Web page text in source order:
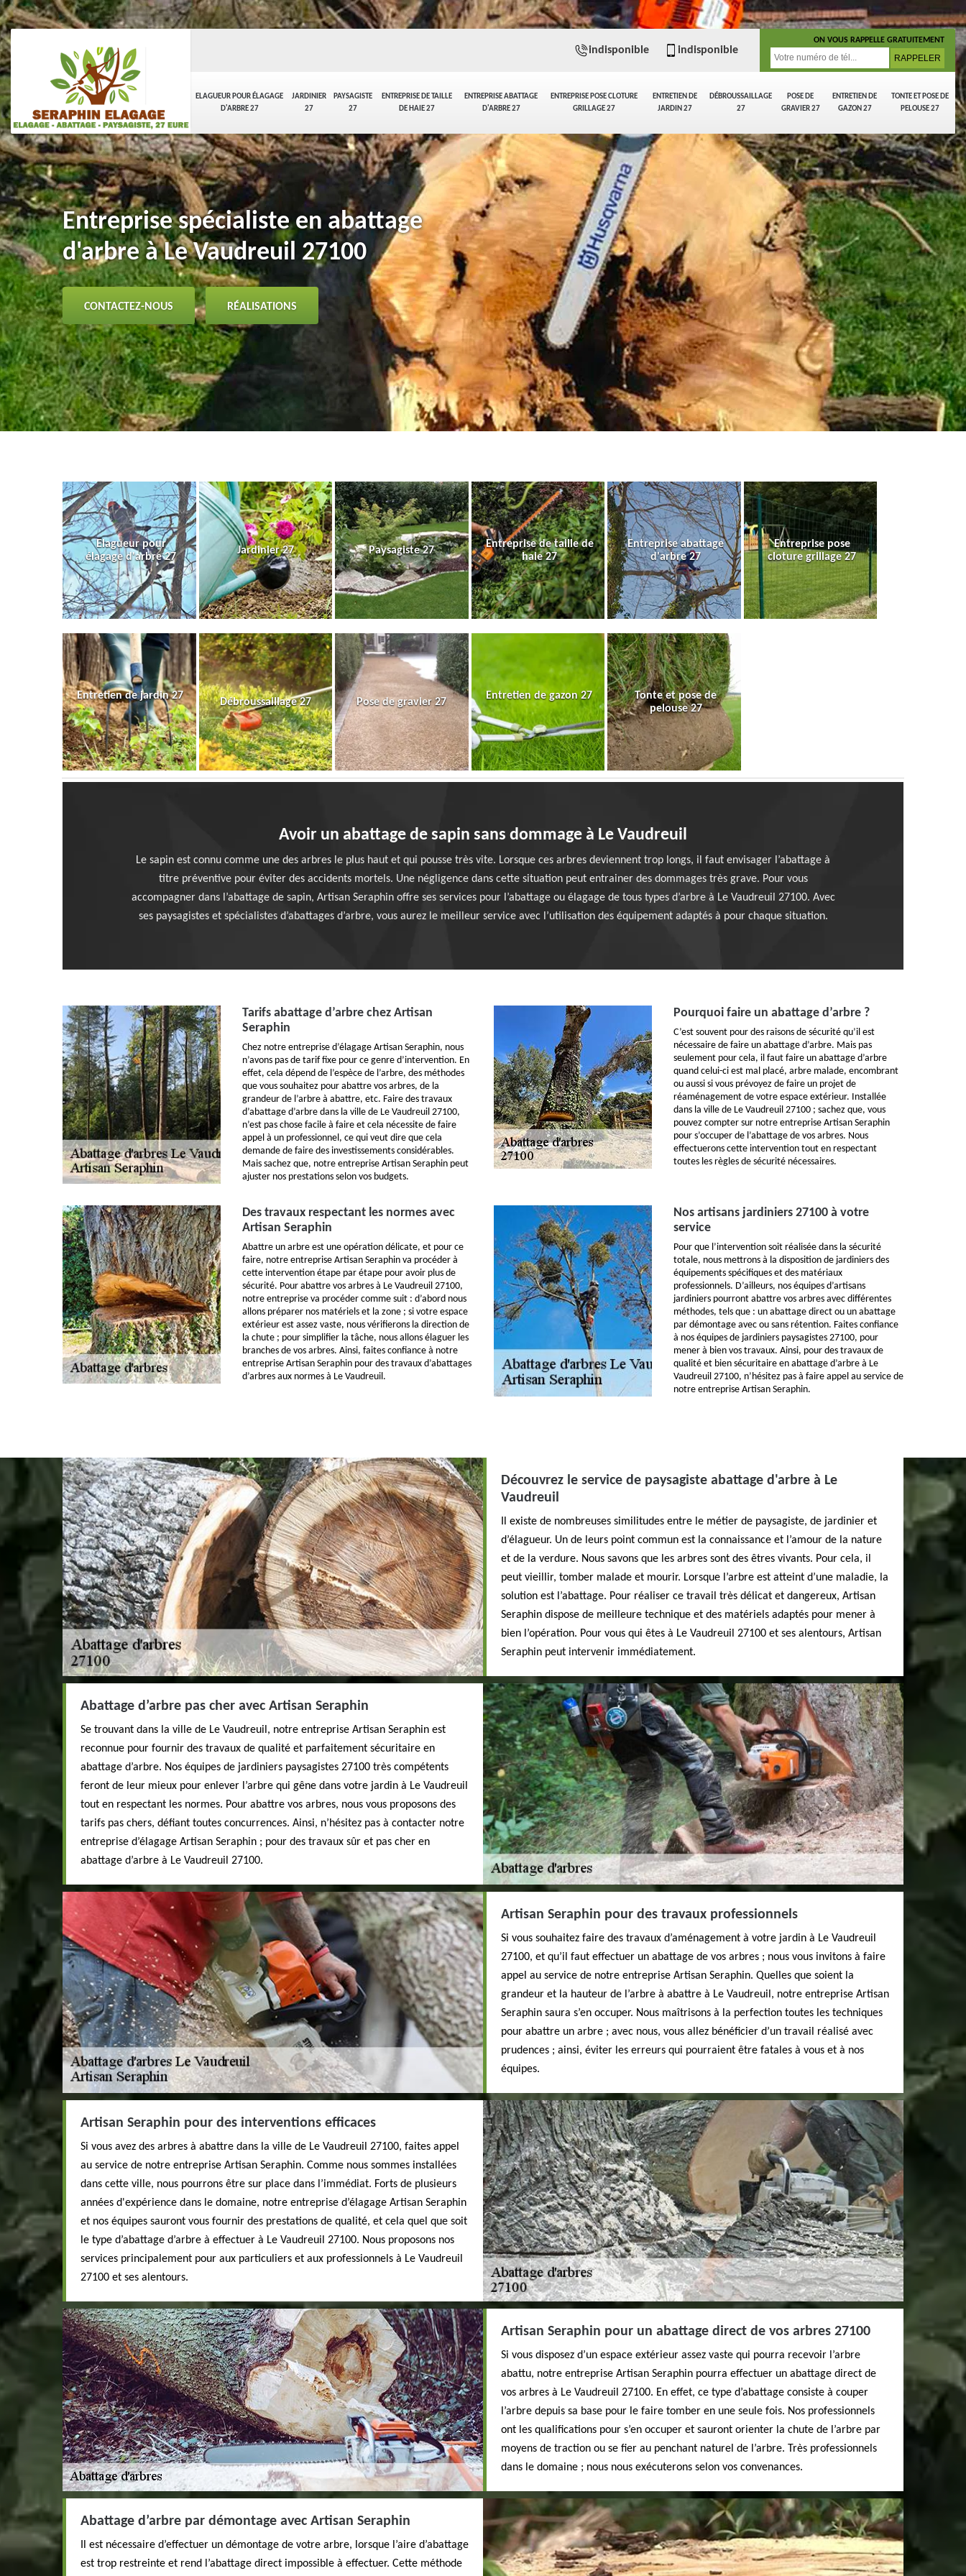
ELAGUEUR POUR ÉLAGAGE
D'ARBRE 27
JARDINIER
27
PAYSAGISTE
27
ENTREPRISE DE TAILLE
DE HAIE 27
ENTREPRISE ABATTAGE
D'ARBRE 27
ENTREPRISE POSE CLOTURE
GRILLAGE 27
ENTRETIEN DE
JARDIN 27
DÉBROUSSAILLAGE
27
POSE DE
GRAVIER 27
ENTRETIEN DE
GAZON 27
TONTE ET POSE DE
PELOUSE 27
indisponible indisponible
ON VOUS RAPPELLE GRATUITEMENT
Entreprise spécialiste en abattage
d'arbre à Le Vaudreuil 27100
CONTACTEZ-NOUS RÉALISATIONS
Elagueur pour
élagage d'arbre 27
Jardinier 27 Paysagiste 27
Entreprise de taille de
haie 27
Entreprise abattage
d'arbre 27
Entreprise pose
cloture grillage 27
Entretien de jardin 27
Débroussaillage 27 Pose de gravier 27
Entretien de gazon 27
Tonte et pose de
pelouse 27
Avoir un abattage de sapin sans dommage à Le Vaudreuil
Le sapin est connu comme une des arbres le plus haut et qui pousse très vite. Lorsque ces arbres deviennent trop longs, il faut envisager l’abattage à
titre préventive pour éviter des accidents mortels. Une négligence dans cette situation peut entrainer des dommages très grave. Pour vous
accompagner dans l’abattage de sapin, Artisan Seraphin offre ses services pour l’abattage ou élagage de tous types d’arbre à Le Vaudreuil 27100. Avec
ses paysagistes et spécialistes d’abattages d’arbre, vous aurez le meilleur service avec l’utilisation des équipement adaptés à pour chaque situation.
Tarifs abattage d’arbre chez Artisan
Seraphin
Chez notre entreprise d’élagage Artisan Seraphin, nous
n’avons pas de tarif fixe pour ce genre d’intervention. En
effet, cela dépend de l’espèce de l’arbre, des méthodes
que vous souhaitez pour abattre vos arbres, de la
grandeur de l’arbre à abattre, etc. Faire des travaux
d’abattage d’arbre dans la ville de Le Vaudreuil 27100,
n’est pas chose facile à faire et cela nécessite de faire
appel à un professionnel, ce qui veut dire que cela
demande de faire des investissements considérables.
Mais sachez que, notre entreprise Artisan Seraphin peut
ajuster nos prestations selon vos budgets.
Pourquoi faire un abattage d’arbre ?
C’est souvent pour des raisons de sécurité qu’il est
nécessaire de faire un abattage d’arbre. Mais pas
seulement pour cela, il faut faire un abattage d’arbre
quand celui-ci est mal placé, arbre malade, encombrant
ou aussi si vous prévoyez de faire un projet de
réaménagement de votre espace extérieur. Installée
dans la ville de Le Vaudreuil 27100 ; sachez que, vous
pouvez compter sur notre entreprise Artisan Seraphin
pour s’occuper de l’abattage de vos arbres. Nous
effectuerons cette intervention tout en respectant
toutes les règles de sécurité nécessaires.
Des travaux respectant les normes avec
Artisan Seraphin
Abattre un arbre est une opération délicate, et pour ce
faire, notre entreprise Artisan Seraphin va procéder à
cette intervention étape par étape pour avoir plus de
sécurité. Pour abattre vos arbres à Le Vaudreuil 27100,
notre entreprise va procéder comme suit : d’abord nous
allons préparer nos matériels et la zone ; si votre espace
extérieur est assez vaste, nous vérifierons la direction de
la chute ; pour simplifier la tâche, nous allons élaguer les
branches de vos arbres. Ainsi, faites confiance à notre
entreprise Artisan Seraphin pour des travaux d’abattages
d’arbres aux normes à Le Vaudreuil.
Nos artisans jardiniers 27100 à votre
service
Pour que l’intervention soit réalisée dans la sécurité
totale, nous mettrons à la disposition de jardiniers des
équipements spécifiques et des matériaux
professionnels. D’ailleurs, nos équipes d’artisans
jardiniers pourront abattre vos arbres avec différentes
méthodes, tels que : un abattage direct ou un abattage
par démontage avec ou sans rétention. Faites confiance
à nos équipes de jardiniers paysagistes 27100, pour
mener à bien vos travaux. Ainsi, pour des travaux de
qualité et bien sécuritaire en abattage d’arbre à Le
Vaudreuil 27100, n’hésitez pas à faire appel au service de
notre entreprise Artisan Seraphin.
Découvrez le service de paysagiste abattage d'arbre à Le
Vaudreuil
Il existe de nombreuses similitudes entre le métier de paysagiste, de jardinier et
d’élagueur. Un de leurs point commun est la connaissance et l’amour de la nature
et de la verdure. Nous savons que les arbres sont des êtres vivants. Pour cela, il
peut vieillir, tomber malade et mourir. Lorsque l’arbre est atteint d’une maladie, la
solution est l’abattage. Pour réaliser ce travail très délicat et dangereux, Artisan
Seraphin dispose de meilleure technique et des matériels adaptés pour mener à
bien l’opération. Pour vous qui êtes à Le Vaudreuil 27100 et ses alentours, Artisan
Seraphin peut intervenir immédiatement.
Abattage d’arbre pas cher avec Artisan Seraphin
Se trouvant dans la ville de Le Vaudreuil, notre entreprise Artisan Seraphin est
reconnue pour fournir des travaux de qualité et parfaitement sécuritaire en
abattage d’arbre. Nos équipes de jardiniers paysagistes 27100 très compétents
feront de leur mieux pour enlever l’arbre qui gêne dans votre jardin à Le Vaudreuil
tout en respectant les normes. Pour abattre vos arbres, nous vous proposons des
tarifs pas chers, défiant toutes concurrences. Ainsi, n’hésitez pas à contacter notre
entreprise d’élagage Artisan Seraphin ; pour des travaux sûr et pas cher en
abattage d’arbre à Le Vaudreuil 27100.
Artisan Seraphin pour des travaux professionnels
Si vous souhaitez faire des travaux d’aménagement à votre jardin à Le Vaudreuil
27100, et qu’il faut effectuer un abattage de vos arbres ; nous vous invitons à faire
appel au service de notre entreprise Artisan Seraphin. Quelles que soient la
grandeur et la hauteur de l’arbre à abattre à Le Vaudreuil, notre entreprise Artisan
Seraphin saura s’en occuper. Nous maîtrisons à la perfection toutes les techniques
pour abattre un arbre ; avec nous, vous allez bénéficier d’un travail réalisé avec
prudences ; ainsi, éviter les erreurs qui pourraient être fatales à vous et à nos
équipes.
Artisan Seraphin pour des interventions efficaces
Si vous avez des arbres à abattre dans la ville de Le Vaudreuil 27100, faites appel
au service de notre entreprise Artisan Seraphin. Comme nous sommes installées
dans cette ville, nous pourrons être sur place dans l’immédiat. Forts de plusieurs
années d'expérience dans le domaine, notre entreprise d’élagage Artisan Seraphin
et nos équipes sauront vous fournir des prestations de qualité, et cela quel que soit
le type d’abattage d’arbre à effectuer à Le Vaudreuil 27100. Nous proposons nos
services principalement pour aux particuliers et aux professionnels à Le Vaudreuil
27100 et ses alentours.
Artisan Seraphin pour un abattage direct de vos arbres 27100
Si vous disposez d’un espace extérieur assez vaste qui pourra recevoir l’arbre
abattu, notre entreprise Artisan Seraphin pourra effectuer un abattage direct de
vos arbres à Le Vaudreuil 27100. En effet, ce type d’abattage consiste à couper
l’arbre depuis sa base pour le faire tomber en une seule fois. Nos professionnels
ont les qualifications pour s’en occuper et sauront orienter la chute de l’arbre par
moyens de traction ou se fier au penchant naturel de l’arbre. Très professionnels
dans le domaine ; nous nous exécuterons selon vos convenances.
Abattage d’arbre par démontage avec Artisan Seraphin
Il est nécessaire d’effectuer un démontage de votre arbre, lorsque l’aire d’abattage
est trop restreinte et rend l’abattage direct impossible à effectuer. Cette méthode